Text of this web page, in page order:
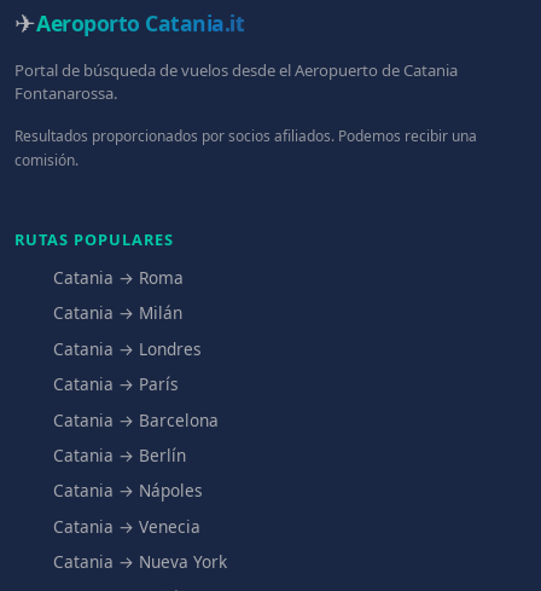
✈Aeroporto Catania.it
Portal de búsqueda de vuelos desde el Aeropuerto de Catania
Fontanarossa.
Resultados proporcionados por socios afiliados. Podemos recibir una
comisión.
RUTAS POPULARES
Catania → Roma
Catania → Milán
Catania → Londres
Catania → París
Catania → Barcelona
Catania → Berlín
Catania → Nápoles
Catania → Venecia
Catania → Nueva York